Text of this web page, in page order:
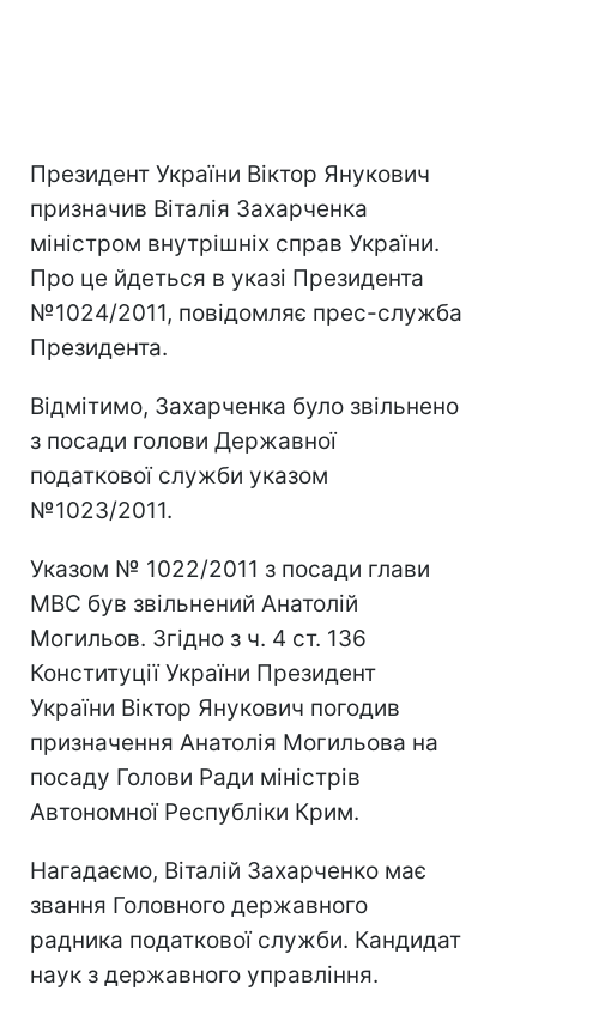
Президент України Віктор Янукович
призначив Віталія Захарченка
міністром внутрішніх справ України.
Про це йдеться в указі Президента
№1024/2011, повідомляє прес-служба
Президента.
Відмітимо, Захарченка було звільнено
з посади голови Державної
податкової служби указом
№1023/2011.
Указом № 1022/2011 з посади глави
МВС був звільнений Анатолій
Могильов. Згідно з ч. 4 ст. 136
Конституції України Президент
України Віктор Янукович погодив
призначення Анатолія Могильова на
посаду Голови Ради міністрів
Автономної Республіки Крим.
Нагадаємо, Віталій Захарченко має
звання Головного державного
радника податкової служби. Кандидат
наук з державного управління.